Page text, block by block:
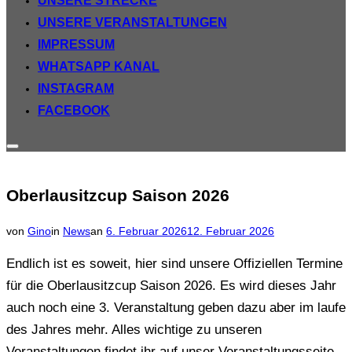
UNSERE VERANSTALTUNGEN
IMPRESSUM
WHATSAPP KANAL
INSTAGRAM
FACEBOOK
Seitenleiste
umschalten
Oberlausitzcup Saison 2026
von Ginoin Newsan Veröffentlicht
6. Februar 202612. Februar 2026
Endlich ist es soweit, hier sind unsere Offiziellen Termine
für die Oberlausitzcup Saison 2026. Es wird dieses Jahr
auch noch eine 3. Veranstaltung geben dazu aber im laufe
des Jahres mehr. Alles wichtige zu unseren